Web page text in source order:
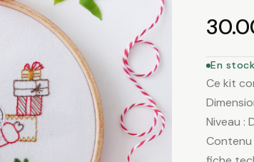
En stock
Ce kit
Niveau :
Contenu